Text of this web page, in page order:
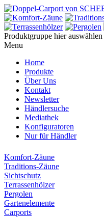
Produktgruppe hier auswählen
Menu
Home
Produkte
Über Uns
Kontakt
Newsletter
Händlersuche
Mediathek
Konfiguratoren
Nur für Händler
Komfort-Zäune
Traditions-Zäune
Sichtschutz
Terrassenhölzer
Pergolen
Gartenelemente
Carports